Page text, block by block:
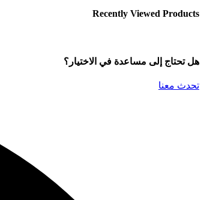
Recently Viewed Products
هل تحتاج إلى مساعدة في الاختيار؟
تحدث معنا